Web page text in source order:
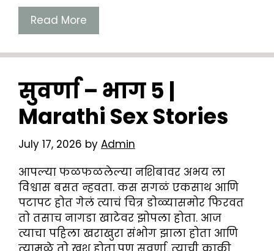
Read More
सुवर्णा – भाग 5 |
Marathi Sex Stories
July 17, 2026 by Admin
आपल्या फळफळलेल्या नशिबावर अभय ला
विश्वास बसत न्हवता. कस सगळं एकसाथ आणि
पटापट होत गेलं त्याचं चित्र डोळ्यासमोर फिरवत
तो तसाच नागडा खाटेवर झोपला होता. आज
त्याचा पहिला खराखुरा संभोग झाला होता आणि